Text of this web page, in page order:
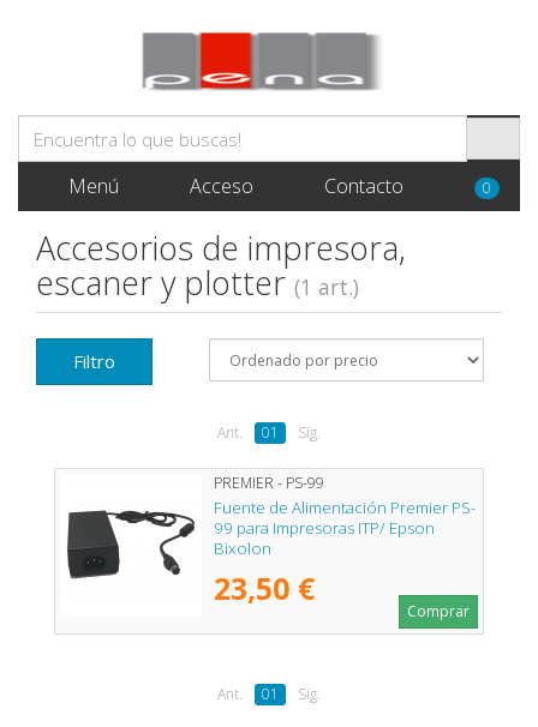
Menú Acceso Contacto 0
Accesorios de impresora,
escaner y plotter (1 art.)
Filtro
Ant. 01 Sig.
PREMIER - PS-99
Fuente de Alimentación Premier PS-
99 para Impresoras ITP/ Epson
Bixolon
23,50 €
Comprar
Ant. 01 Sig.